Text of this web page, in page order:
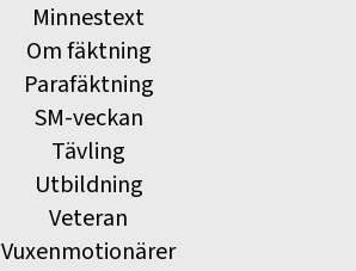
Minnestext
Om fäktning
Parafäktning
SM-veckan
Tävling
Utbildning
Veteran
Vuxenmotionärer